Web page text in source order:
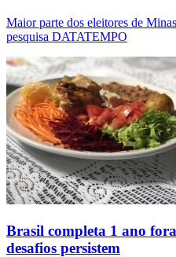
Maior parte dos eleitores de
pesquisa DATATEMPO
Brasil completa 1 ano
desafios persistem